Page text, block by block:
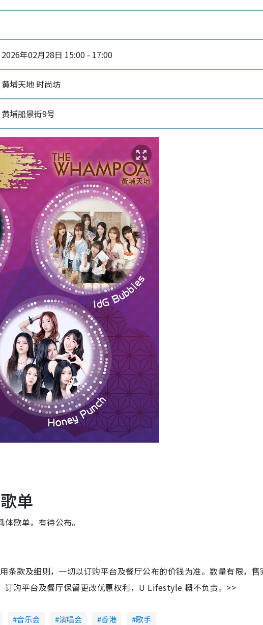
2026年02月28日 15:00 - 17:00
黄埔天地 时尚坊
黄埔船景街9号
单
歌单，有待公布。
条款及细则，一切以订购平台及餐厅公布的价钱为准。数量有限，售
订购平台及餐厅保留更改优惠权利，U Lifestyle 概不负责。>>
音乐会 演唱会 香港 歌手